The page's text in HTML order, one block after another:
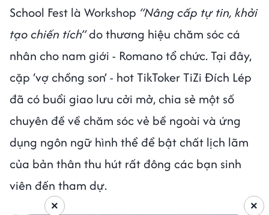
School Fest là Workshop “Nâng cấp tự tin, khởi
tạo chiến tích”do thương hiệu chăm sóc cá
nhân cho nam giới - Romano tổ chức. Tại đây,
cặp ‘vợ chồng son’ - hot TikToker TiZi Đích Lép
đã có buổi giao lưu cởi mở, chia sẻ một số
chuyên đề về chăm sóc vẻ bề ngoài và ứng
dụng ngôn ngữ hình thể để bật chất lịch lãm
của bản thân thu hút rất đông các bạn sinh
viên đến tham dự.
×
×